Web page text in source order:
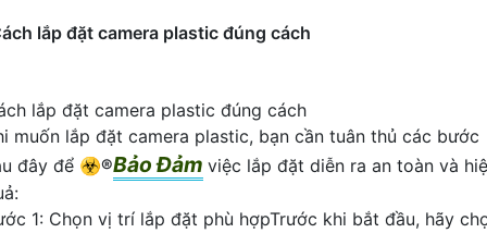
lắp đặt camera plastic đúng cách
lắp đặt camera plastic đúng cách
muốn lắp đặt camera plastic, bạn cần tuân thủ các bước
đây để ☣️®️Bảo Đảm việc lắp đặt diễn ra an toàn và
1: Chọn vị trí lắp đặt phù hợpTrước khi bắt đầu, hãy